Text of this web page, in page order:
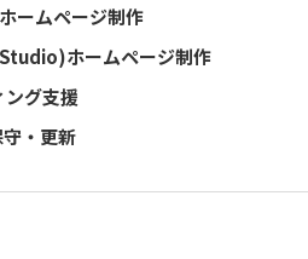
ームページ制作
ホームページ制作
グ支援
・更新